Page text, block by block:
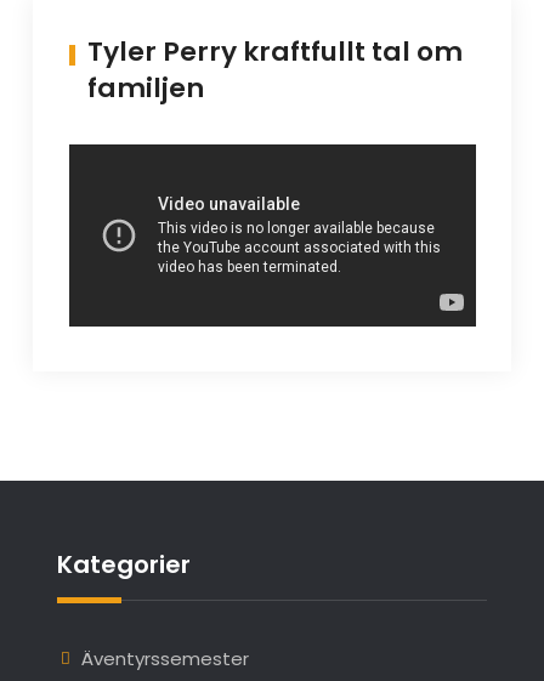
Tyler Perry kraftfullt tal om
familjen
Kategorier
Äventyrssemester